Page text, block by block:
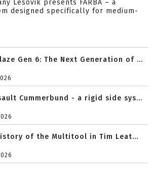
Lesovik presents FARBA – a
designed specifically for medium-
Gen 6: The Next Generation of ...
Cummerbund - a rigid side sys...
of the Multitool in Tim Leat...